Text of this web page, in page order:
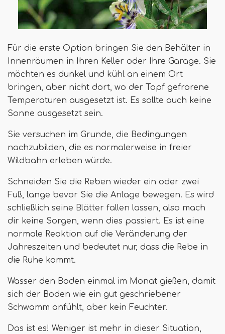
Für die erste Option bringen Sie den Behälter in
Innenräumen in Ihren Keller oder Ihre Garage. Sie
möchten es dunkel und kühl an einem Ort
bringen, aber nicht dort, wo der Topf gefrorene
Temperaturen ausgesetzt ist. Es sollte auch keine
Sonne ausgesetzt sein.
Sie versuchen im Grunde, die Bedingungen
nachzubilden, die es normalerweise in freier
Wildbahn erleben würde.
Schneiden Sie die Reben wieder ein oder zwei
Fuß, lange bevor Sie die Anlage bewegen. Es wird
schließlich seine Blätter fallen lassen, also mach
dir keine Sorgen, wenn dies passiert. Es ist eine
normale Reaktion auf die Veränderung der
Jahreszeiten und bedeutet nur, dass die Rebe in
die Ruhe kommt.
Wasser den Boden einmal im Monat gießen, damit
sich der Boden wie ein gut geschriebener
Schwamm anfühlt, aber kein Feuchter.
Das ist es! Weniger ist mehr in dieser Situation,